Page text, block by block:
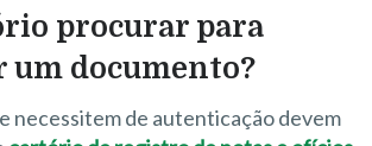
procurar para
um documento?
necessitem de autenticação devem